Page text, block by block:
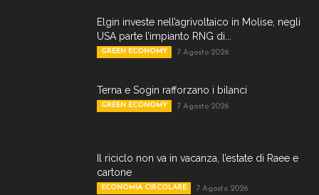
Elgin investe nell’agrivoltaico in Molise, negli
USA parte l’impianto RNG di...
GREEN ECONOMY 7 Agosto 2026
Terna e Sogin rafforzano i bilanci
GREEN ECONOMY 7 Agosto 2026
Il riciclo non va in vacanza, l’estate di Raee e
cartone
ECONOMIA CIRCOLARE 7 Agosto 2026